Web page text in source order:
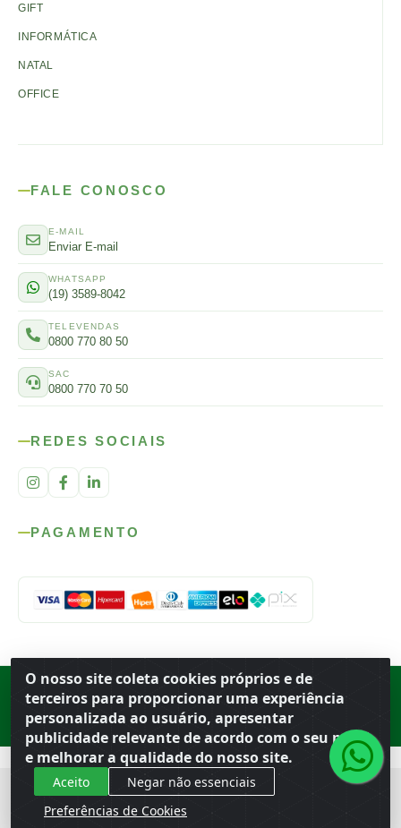
O nosso site coleta cookies próprios e de
terceiros para proporcionar uma experiência
personalizada ao usuário, apresentar
publicidade relevante de acordo com o seu perfil
e melhorar a qualidade do nosso site.
Aceito
Negar não essenciais
Preferências de Cookies
GIFT
INFORMÁTICA
NATAL
OFFICE
FALE CONOSCO
E-MAIL
Enviar E-mail
WHATSAPP
(19) 3589-8042
TELEVENDAS
0800 770 80 50
SAC
0800 770 70 50
REDES SOCIAIS
PAGAMENTO
Porto Ferreira ·BR
13.669-899· CNPJ 56.679.863/0001-91
© 2026 Atacado Ideal